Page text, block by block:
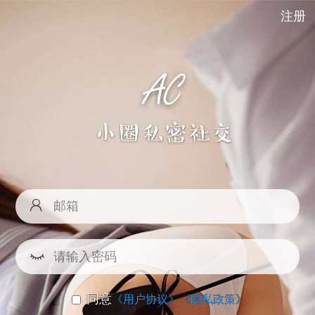
注册
同意《用户协议》《隐私政策》